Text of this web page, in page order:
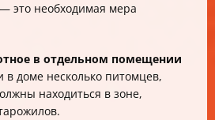
это необходимая мера
в отдельном помещении
в доме несколько питомцев,
находиться в зоне,